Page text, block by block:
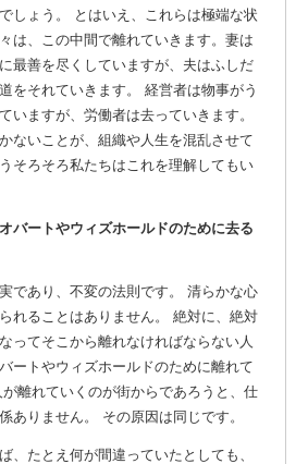
しょう。 とはいえ、これらは極端な状
は、この中間で離れていきます。妻は
最善を尽くしていますが、夫はふしだ
をそれていきます。 経営者は物事がう
いますが、労働者は去っていきます。
ないことが、組織や人生を混乱させて
そろそろ私たちはこれを理解してもい
バートやウィズホールドのために去る
であり、不変の法則です。
清らかな心
れることはありません。 絶対に、絶対
ってそこから離れなければならない人
ートやウィズホールドのために離れて
離れていくのが街からであろうと、仕
ありません。 その原因は同じです。
、たとえ何が間違っていたとしても、